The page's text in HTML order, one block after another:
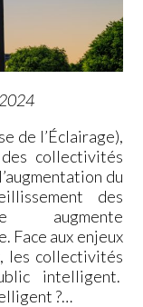
de l’Éclairage),
collectivités
du
des
augmente
Face aux enjeux
les collectivités
intelligent.
?…